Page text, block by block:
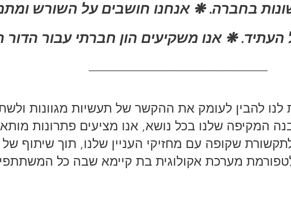
שונות בחברה.
העתיד.
שקופה עם מחזיקי העניין שלנו, תוך שיתוף